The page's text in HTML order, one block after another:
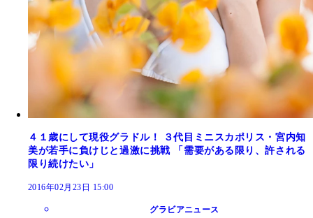
４１歳にして現役グラドル！ ３代目ミニスカポリス・宮内知
美が若手に負けじと過激に挑戦 「需要がある限り、許される
限り続けたい」
2016年02月23日 15:00
グラビアニュース